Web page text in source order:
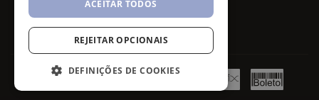
ACEITAR TODOS
REJEITAR OPCIONAIS
DEFINIÇÕES DE COOKIES